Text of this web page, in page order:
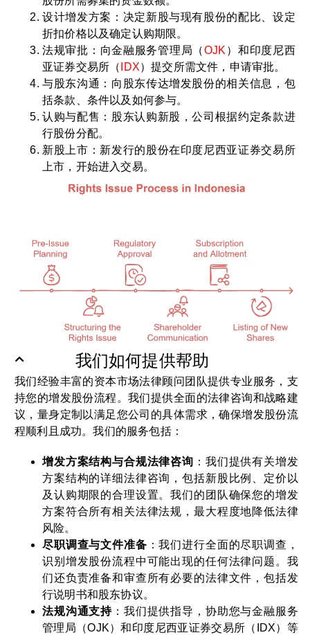
设计增发方案：决定新股与现有股份的配比、设定
折扣价格以及确定认购期限。
法规审批：向金融服务管理局（OJK ）和印度尼西
亚证券交易所（ IDX）提交所需文件，申请审批。
与股东沟通：向股东传达增发股份的相关信息，包
括条款、条件以及如何参与。
认购与配售：股东认购新股，公司根据约定条款进
行股份分配。
新股上市：新发行的股份在印度尼西亚证券交易所
上市，开始进入交易。
我们如何提供帮助
我们经验丰富的资本市场法律顾问团队提供专业服务，支
持您的增发股份流程。我们提供全面的法律咨询和战略建
议，量身定制以满足您公司的具体需求，确保增发股份流
程顺利且成功。我们的服务包括：
增发方案结构与合规法律咨询 ：我们提供有关增发
方案结构的详细法律咨询，包括新股比例、定价以
及认购期限的合理设置。我们的团队确保您的增发
方案符合所有相关法律法规，最大程度地降低法律
风险。
尽职调查与文件准备 ：我们进行全面的尽职调查，
识别增发股份流程中可能出现的任何法律问题。我
们还负责准备和审查所有必要的法律文件，包括发
行说明书和股东协议。
法规沟通支持 ：我们提供指导，协助您与金融服务
管理局（OJK）和印度尼西亚证券交易所（IDX）等